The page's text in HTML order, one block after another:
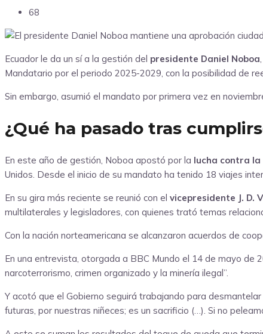
68
Ecuador le da un sí a la gestión del presidente Daniel Noboa
Mandatario por el periodo 2025-2029, con la posibilidad de
Sin embargo, asumió el mandato por primera vez en
¿Qué ha pasado tras
En este año de gestión, Noboa apostó por la lucha contra
Unidos. Desde el inicio de su mandato ha tenido 18 viajes
En su gira más reciente se reunió con el vicepresidente J. D.
multilaterales y legisladores, con quienes trató temas
Con la nación norteamericana se alcanzaron acuerdos de
En una entrevista, otorgada a BBC Mundo el 14 de mayo de
narcoterrorismo, crimen organizado y la minería ilegal”.
Y acotó que el Gobierno seguirá trabajando para
futuras, por nuestras niñeces; es un sacrificio (…). Si no